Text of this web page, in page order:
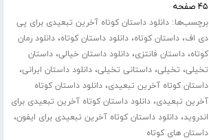
۴۵ صفحه
برچسب‌ها:دانلود داستان کوتاه آخرین تبعیدی برای پی
دی اف،داستان کوتاه،دانلود داستان کوتاه،دانلود رمان
کوتاه،داستان فانتزی،دانلود داستان خیالی،داستان
تخیلی، تخیلی،داستانی تخیلی،دانلود داستان ایرانی،
داستان کوتاه آخرین تبعیدی،دانلود داستان کوتاه
آخرین تبعیدی،دانلود داستان کوتاه آخرین تبعیدی برای
اندروید،دانلود داستان کوتاه آخرین تبعیدی برای ایفون،
داستان های کوتاه